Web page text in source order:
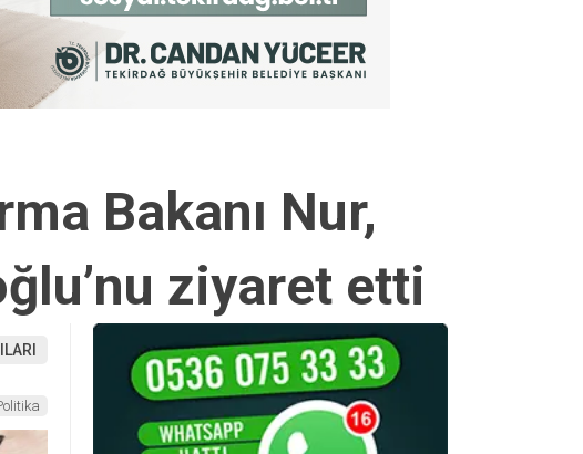
Bakanı Nur,
ziyaret etti